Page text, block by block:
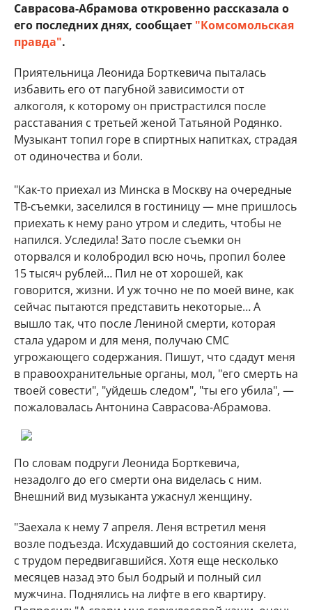
Саврасова-Абрамова откровенно рассказала о
его последних днях, сообщает "Комсомольская
правда".
Приятельница Леонида Борткевича пыталась
избавить его от пагубной зависимости от
алкоголя, к которому он пристрастился после
расставания с третьей женой Татьяной Родянко.
Музыкант топил горе в спиртных напитках, страдая
от одиночества и боли.
"Как-то приехал из Минска в Москву на очередные
ТВ-съемки, заселился в гостиницу — мне пришлось
приехать к нему рано утром и следить, чтобы не
напился. Уследила! Зато после съемки он
оторвался и колобродил всю ночь, пропил более
15 тысяч рублей… Пил не от хорошей, как
говорится, жизни. И уж точно не по моей вине, как
сейчас пытаются представить некоторые… А
вышло так, что после Лениной смерти, которая
стала ударом и для меня, получаю СМС
угрожающего содержания. Пишут, что сдадут меня
в правоохранительные органы, мол, "его смерть на
твоей совести", "уйдешь следом", "ты его убила", —
пожаловалась Антонина Саврасова-Абрамова.
По словам подруги Леонида Борткевича,
незадолго до его смерти она виделась с ним.
Внешний вид музыканта ужаснул женщину.
"Заехала к нему 7 апреля. Леня встретил меня
возле подъезда. Исхудавший до состояния скелета,
с трудом передвигавшийся. Хотя еще несколько
месяцев назад это был бодрый и полный сил
мужчина. Поднялись на лифте в его квартиру.